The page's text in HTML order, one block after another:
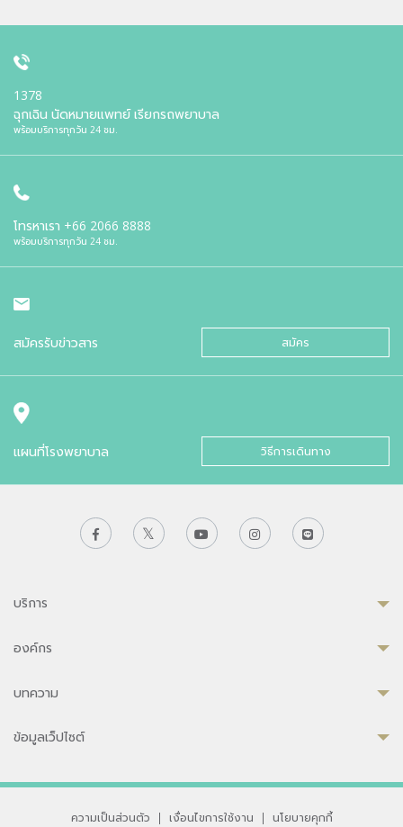
1378
ฉุกเฉิน นัดหมายแพทย์ เรียกรถพยาบาล
พร้อมบริการทุกวัน 24 ชม.
โทรหาเรา +66 2066 8888
พร้อมบริการทุกวัน 24 ชม.
สมัครรับข่าวสาร สมัคร
แผนที่โรงพยาบาล วิธีการเดินทาง
บริการ
องค์กร
บทความ
ข้อมูลเว็ปไซต์
ความเป็นส่วนตัว | เงื่อนไขการใช้งาน | นโยบายคุกกี้